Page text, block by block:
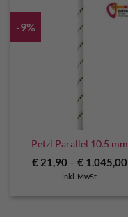
-9%
Petzl Parallel 10.5 mm
€ 21,90 – € 1.045,00
inkl. MwSt.